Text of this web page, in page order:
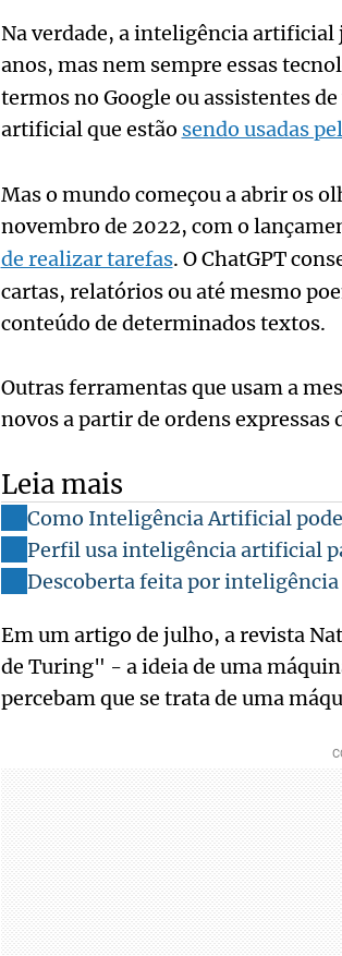
Na verdade, a inteligência artificial
anos, mas nem sempre essas
termos no Google ou assistentes
artificial que estão sendo usadas
Mas o mundo começou a abrir os
novembro de 2022, com o
de realizar tarefas. O ChatGPT
cartas, relatórios ou até mesmo
conteúdo de determinados textos.
Outras ferramentas que usam a
novos a partir de ordens expressas
Leia mais
Como Inteligência Artificial
Perfil usa inteligência artificial
Descoberta feita por
Em um artigo de julho, a revista
de Turing" - a ideia de uma
percebam que se trata de uma